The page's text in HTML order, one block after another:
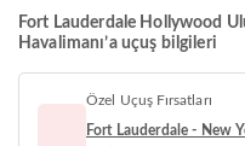
Fort Lauderdale Hollywood
Havalimanı’a uçuş bilgileri
Özel Uçuş Fırsatları
Fort Lauderdale - New